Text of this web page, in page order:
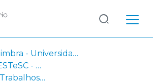
UPCoimbra - Universidade Politécnica de Coimbra
UPCoimbra - ESTeSC - Escola Superior de Tecnologia da Saúde de Coimbra
IPC-ESTeSC - Trabalhos de projeto / relatórios de estágio / projetos de investigação